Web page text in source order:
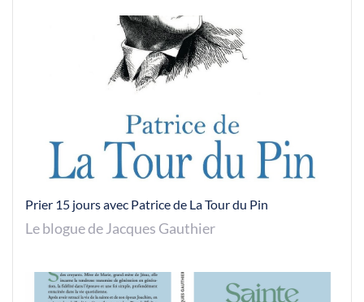
Prier 15 jours avec Patrice de La Tour du Pin
Le blogue de Jacques Gauthier